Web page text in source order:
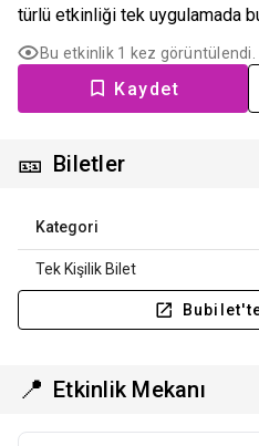
türlü etkinliği tek uygulamada
Bu etkinlik 1 kez görüntülendi.
Kaydet
🎫 Biletler
Kategori
Tek Kişilik Bilet
📍 Etkinlik Mekanı